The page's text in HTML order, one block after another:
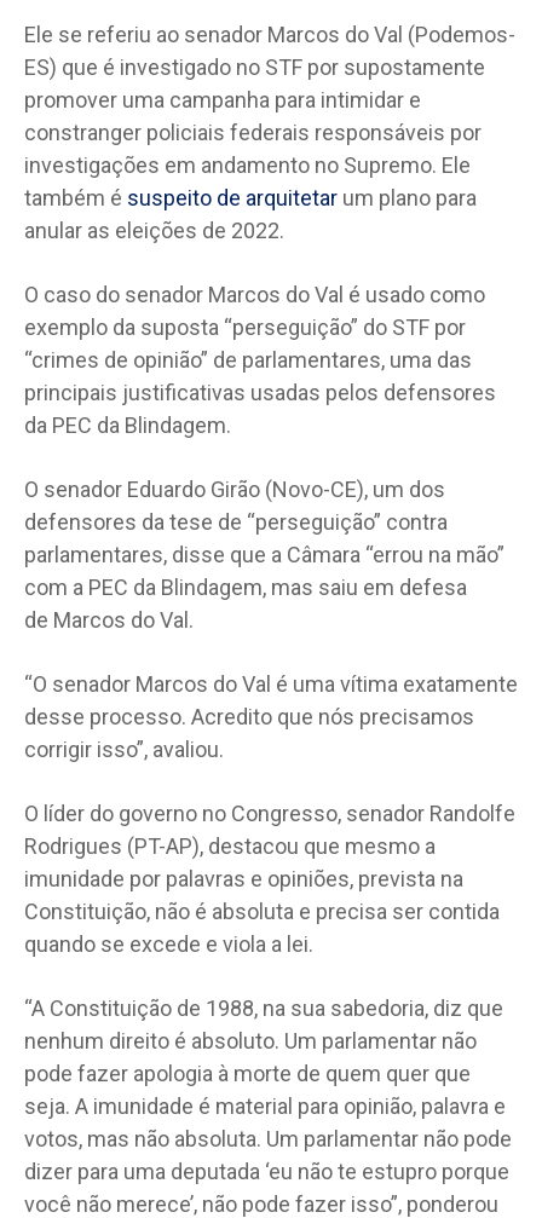
Ele se referiu ao senador Marcos do Val (Podemos-
ES) que é investigado no STF por supostamente
promover uma campanha para intimidar e
constranger policiais federais responsáveis por
investigações em andamento no Supremo. Ele
também é suspeito de arquitetar um plano para
anular as eleições de 2022.
O caso do senador Marcos do Val é usado como
exemplo da suposta “perseguição” do STF por
“crimes de opinião” de parlamentares, uma das
principais justificativas usadas pelos defensores
da PEC da Blindagem.
O senador Eduardo Girão (Novo-CE), um dos
defensores da tese de “perseguição” contra
parlamentares, disse que a Câmara “errou na mão”
com a PEC da Blindagem, mas saiu em defesa
de Marcos do Val.
“O senador Marcos do Val é uma vítima exatamente
desse processo. Acredito que nós precisamos
corrigir isso”, avaliou.
O líder do governo no Congresso, senador Randolfe
Rodrigues (PT-AP), destacou que mesmo a
imunidade por palavras e opiniões, prevista na
Constituição, não é absoluta e precisa ser contida
quando se excede e viola a lei.
“A Constituição de 1988, na sua sabedoria, diz que
nenhum direito é absoluto. Um parlamentar não
pode fazer apologia à morte de quem quer que
seja. A imunidade é material para opinião, palavra e
votos, mas não absoluta. Um parlamentar não pode
dizer para uma deputada ‘eu não te estupro porque
você não merece’, não pode fazer isso”, ponderou